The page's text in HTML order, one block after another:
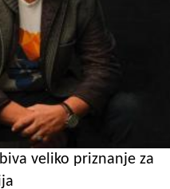
veliko priznanje za